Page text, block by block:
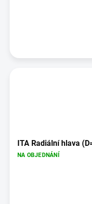
ITA Radiální hlava
NA OBJEDNÁNÍ